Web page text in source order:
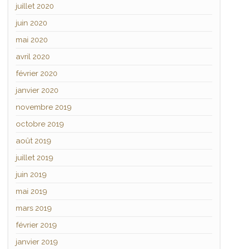
juillet 2020
juin 2020
mai 2020
avril 2020
février 2020
janvier 2020
novembre 2019
octobre 2019
août 2019
juillet 2019
juin 2019
mai 2019
mars 2019
février 2019
janvier 2019